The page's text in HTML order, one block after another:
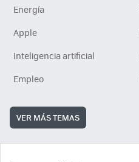
Energía
Apple
Inteligencia artificial
Empleo
VER MÁS TEMAS